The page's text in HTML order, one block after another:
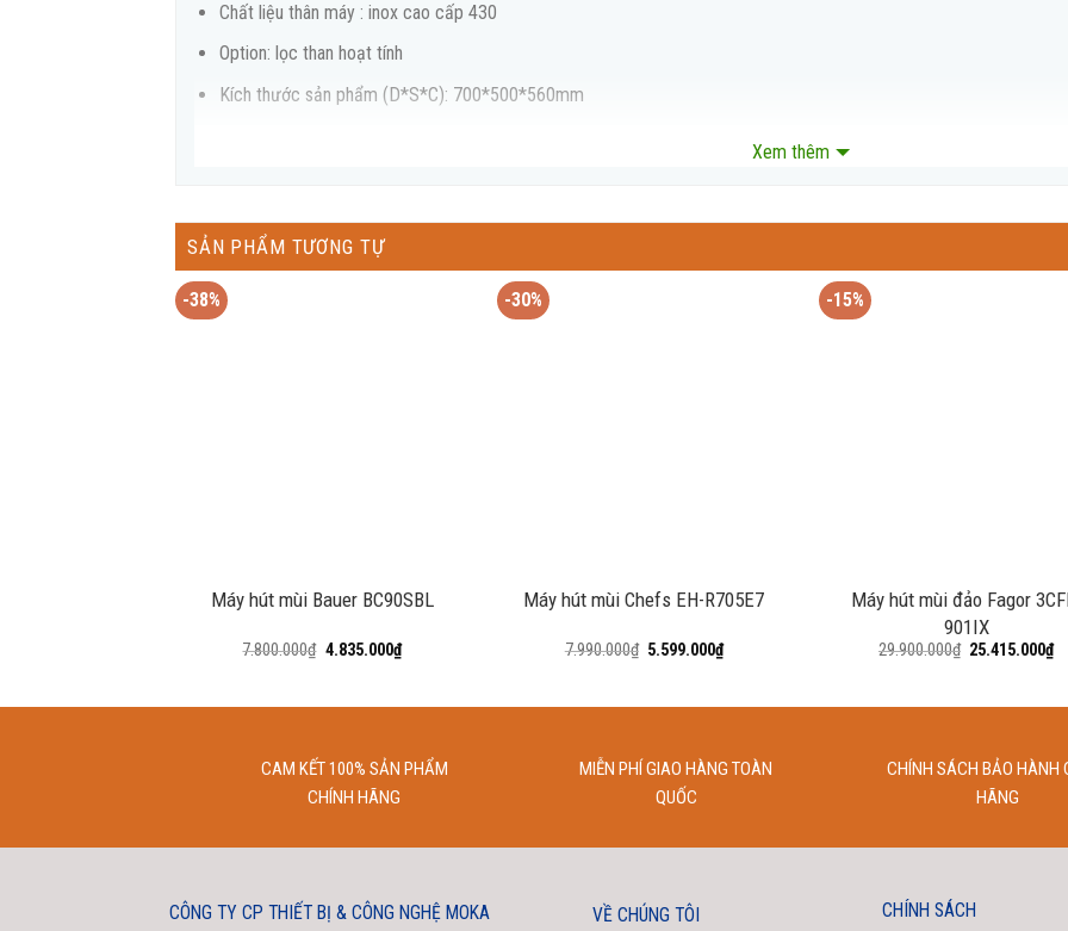
Chất liệu thân máy : inox cao cấp 430
Option: lọc than hoạt tính
Kích thước sản phẩm (D*S*C): 700*500*560mm
Xem thêm
SẢN PHẨM TƯƠNG TỰ
-38%
Máy hút mùi Bauer BC90SBL
7.800.000₫ 4.835.000₫
-30%
Máy hút mùi Chefs EH-R705E7
7.990.000₫ 5.599.000₫
-15%
Máy hút mùi đảo Fagor
901IX
29.900.000₫ 25.415.000₫
CAM KẾT 100% SẢN PHẨM
CHÍNH HÃNG
MIỄN PHÍ GIAO HÀNG TOÀN
QUỐC
CHÍNH SÁCH BẢO HÀNH
HÃNG
CÔNG TY CP THIẾT BỊ & CÔNG NGHỆ MOKA VỀ CHÚNG TÔI CHÍNH SÁCH